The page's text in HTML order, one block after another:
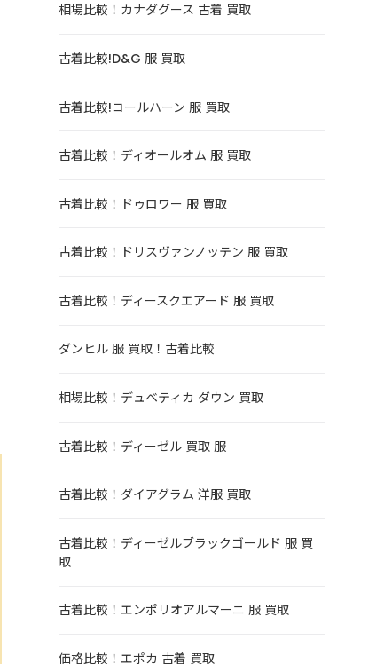
相場比較！カナダグース 古着 買取
古着比較!D&G 服 買取
古着比較!コールハーン 服 買取
古着比較！ディオールオム 服 買取
古着比較！ドゥロワー 服 買取
古着比較！ドリスヴァンノッテン 服 買取
古着比較！ディースクエアード 服 買取
ダンヒル 服 買取！古着比較
相場比較！デュベティカ ダウン 買取
古着比較！ディーゼル 買取 服
古着比較！ダイアグラム 洋服 買取
古着比較！ディーゼルブラックゴールド 服 買
取
古着比較！エンポリオアルマーニ 服 買取
価格比較！エポカ 古着 買取